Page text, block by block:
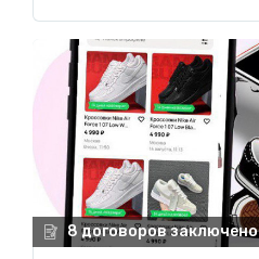
8 договоров заключено